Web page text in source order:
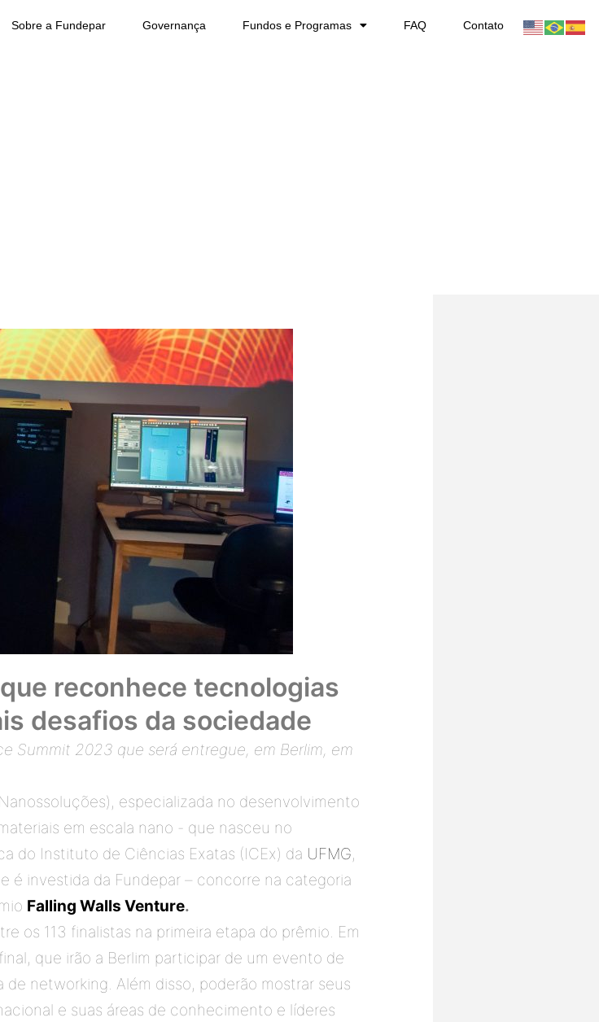
Sobre a Fundepar Governança Fundos e Programas FAQ Contato
reconhece tecnologias
desafios da sociedade
Summit 2023 que será entregue, em Berlim, em
especializada no desenvolvimento
em escala nano - que nasceu no
do Instituto de Ciências Exatas (ICEx) da UFMG,
Falling Walls Venture.
os 113 finalistas na primeira etapa do prêmio. Em
que irão a Berlim participar de um evento de
networking. Além disso, poderão mostrar seus
e suas áreas de conhecimento e líderes